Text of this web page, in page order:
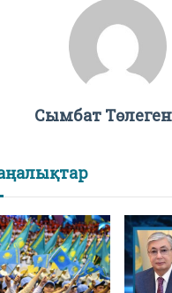
Сымбат